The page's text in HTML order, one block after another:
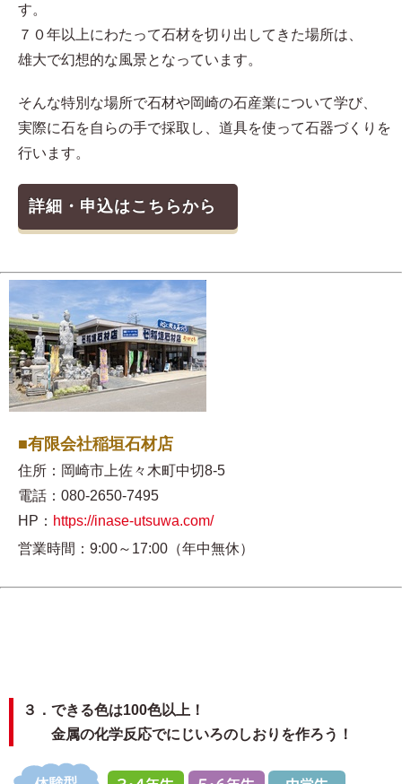
す。
７０年以上にわたって石材を切り出してきた場所は、
雄大で幻想的な風景となっています。
そんな特別な場所で石材や岡崎の石産業について学び、
実際に石を自らの手で採取し、道具を使って石器づくりを
行います。
詳細・申込はこちらから
■有限会社稲垣石材店
住所：岡崎市上佐々木町中切8-5
電話：080-2650-7495
HP： https://inase-utsuwa.com/
営業時間：9:00～17:00（年中無休）
３．できる色は100色以上！
金属の化学反応でにじいろのしおりを作ろう！